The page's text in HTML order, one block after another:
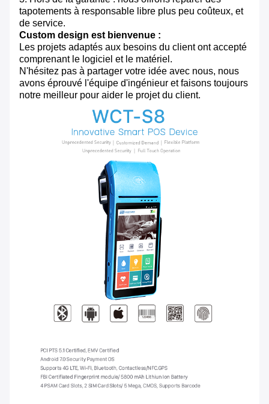
tapotements à responsable libre plus peu coûteux, et
de service.
Custom design est bienvenue :
Les projets adaptés aux besoins du client ont accepté
comprenant le logiciel et le matériel.
N'hésitez pas à partager votre idée avec nous, nous
avons éprouvé l'équipe d'ingénieur et faisons toujours
notre meilleur pour aider le projet du client.